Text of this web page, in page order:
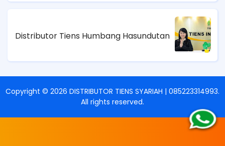
Distributor Tiens Humbang Hasundutan
Copyright © 2026 DISTRIBUTOR TIENS SYARIAH | 085223314993.
All rights reserved.